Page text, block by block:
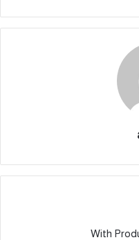
With